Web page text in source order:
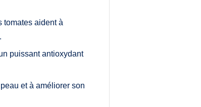
tomates aident à
puissant antioxydant
et à améliorer son